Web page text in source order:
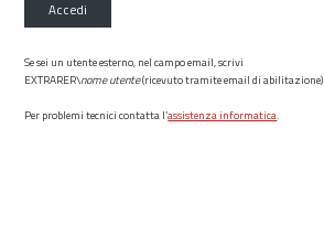
Accedi
Se sei un utente esterno, nel campo email, scrivi
EXTRARER\nome utente(ricevuto tramite email di abilitazione)
Per problemi tecnici contatta l’assistenza informatica.